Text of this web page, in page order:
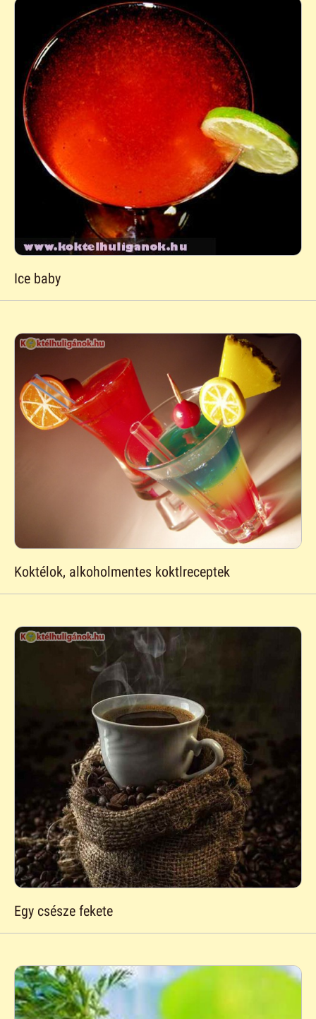
Ice baby
Koktélok, alkoholmentes koktlreceptek
Egy csésze fekete